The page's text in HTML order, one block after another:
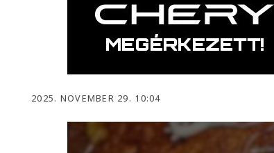
2025. NOVEMBER 29. 10:04